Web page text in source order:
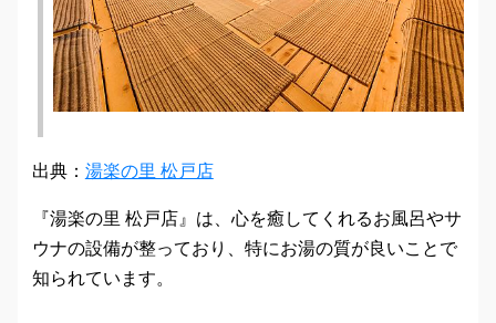
出典： 湯楽の里 松戸店
『湯楽の里 松戸店』は、心を癒してくれるお風呂やサ
ウナの設備が整っており、特にお湯の質が良いことで
知られています。